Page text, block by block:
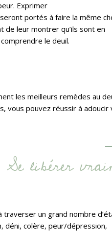
Exprimer
portés à faire la même
de leur montrer qu’ils sont en
le deuil.
les meilleurs remèdes au
vous pouvez réussir à
Se libérer
traverser un grand nombre
déni, colère, peur/dépression,